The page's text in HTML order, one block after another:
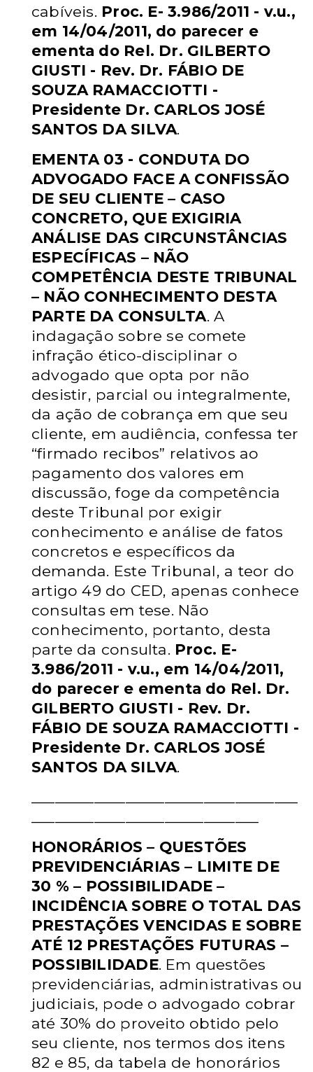
cabíveis. Proc. E-3.986/2011 - v.u.,
em 14/04/2011, do parecer e
ementa do Rel. Dr. GILBERTO
GIUSTI - Rev. Dr. FÁBIO DE
SOUZA RAMACCIOTTI -
Presidente Dr. CARLOS JOSÉ
SANTOS DA SILVA.
EMENTA 03 - CONDUTA DO
ADVOGADO FACE A CONFISSÃO
DE SEU CLIENTE – CASO
CONCRETO, QUE EXIGIRIA
ANÁLISE DAS CIRCUNSTÂNCIAS
ESPECÍFICAS – NÃO
COMPETÊNCIA DESTE TRIBUNAL
– NÃO CONHECIMENTO DESTA
PARTE DA CONSULTA. A
indagação sobre se comete
infração ético-disciplinar o
advogado que opta por não
desistir, parcial ou integralmente,
da ação de cobrança em que seu
cliente, em audiência, confessa ter
“firmado recibos” relativos ao
pagamento dos valores em
discussão, foge da competência
deste Tribunal por exigir
conhecimento e análise de fatos
concretos e específicos da
demanda. Este Tribunal, a teor do
artigo 49 do CED, apenas conhece
consultas em tese. Não
conhecimento, portanto, desta
parte da consulta. Proc. E-
3.986/2011 - v.u., em 14/04/2011,
do parecer e ementa do Rel. Dr.
GILBERTO GIUSTI - Rev. Dr.
FÁBIO DE SOUZA RAMACCIOTTI -
Presidente Dr. CARLOS JOSÉ
SANTOS DA SILVA.
HONORÁRIOS – QUESTÕES
PREVIDENCIÁRIAS – LIMITE DE
30 % – POSSIBILIDADE –
INCIDÊNCIA SOBRE O TOTAL DAS
PRESTAÇÕESVENCIDAS E SOBRE
ATÉ 12 PRESTAÇÕES FUTURAS –
POSSIBILIDADE. Em questões
previdenciárias, administrativas ou
judiciais, pode o advogado cobrar
até 30% do proveito obtido pelo
seu cliente, nos termos dos itens
82 e 85, da tabela de honorários